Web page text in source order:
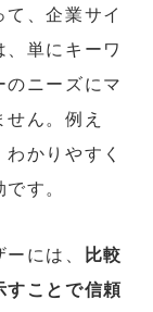
、企業サイ
、単にキーワ
ニーズにマ
ん。例え
かりやすく
す。
には、
比較
すことで信頼